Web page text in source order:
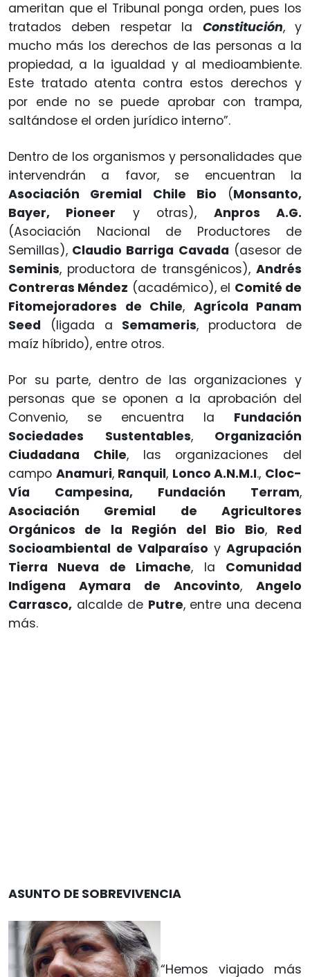
ameritan que el Tribunal ponga orden, pues los
tratados deben respetar la Constitución, y
mucho más los derechos de las personas a la
propiedad, a la igualdad y al medioambiente.
Este tratado atenta contra estos derechos y
por ende no se puede aprobar con trampa,
saltándose el orden jurídico interno”.
Dentro de los organismos y personalidades que
intervendrán a favor, se encuentran la
Asociación Gremial Chile Bio (Monsanto,
Bayer, Pioneer y otras), Anpros A.G.
(Asociación Nacional de Productores de
Semillas), Claudio Barriga Cavada (asesor de
Seminis, productora de transgénicos), Andrés
Contreras Méndez (académico), el Comité de
Fitomejoradores de Chile, Agrícola Panam
Seed (ligada a Semameris, productora de
maíz híbrido), entre otros.
Por su parte, dentro de las organizaciones y
personas que se oponen a la aprobación del
Convenio, se encuentra la Fundación
Sociedades Sustentables, Organización
Ciudadana Chile, las organizaciones del
campo Anamuri, Ranquil, Lonco A.N.M.I., Cloc-
Vía Campesina, Fundación Terram,
Asociación Gremial de Agricultores
Orgánicos de la Región del Bio Bio, Red
Socioambiental de Valparaíso y Agrupación
Tierra Nueva de Limache, la Comunidad
Indígena Aymara de Ancovinto, Angelo
Carrasco, alcalde de Putre, entre una decena
más.
ASUNTO DE SOBREVIVENCIA
“Hemos viajado más